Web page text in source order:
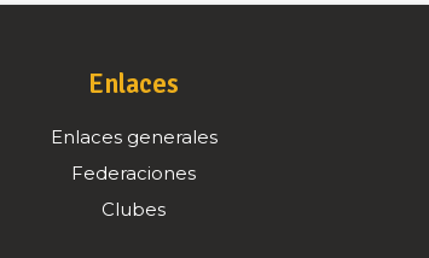
Enlaces
Enlaces generales
Federaciones
Clubes